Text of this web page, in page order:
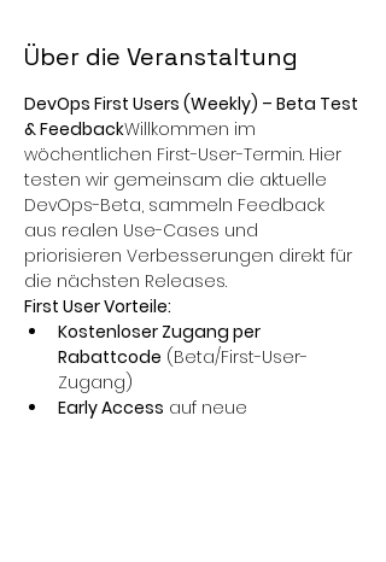
Über die Veranstaltung
DevOps First Users (Weekly) – Beta Test
& FeedbackWillkommen im
wöchentlichen First-User-Termin. Hier
testen wir gemeinsam die aktuelle
DevOps-Beta, sammeln Feedback
aus realen Use-Cases und
priorisieren Verbesserungen direkt für
die nächsten Releases.
First User Vorteile:
Kostenloser Zugang per
Rabattcode (Beta/First-User-
Zugang)
Early Access auf neue